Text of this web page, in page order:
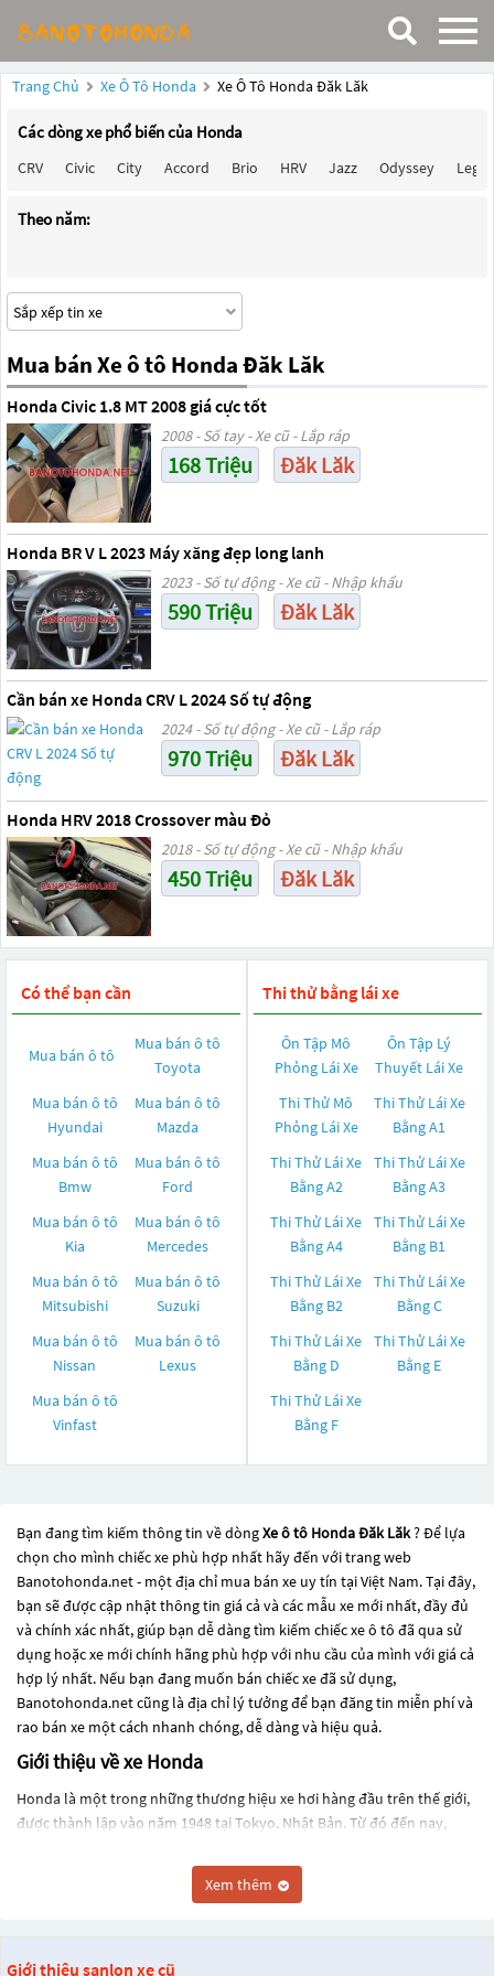
Trang Chủ Xe Ô Tô Honda Xe Ô Tô Honda Đăk Lăk
Các dòng xe phổ biến của Honda
CRV Civic City Accord Brio HRV Jazz Odyssey
Theo năm:
Mua bán Xe ô tô Honda Đăk Lăk
Honda Civic 1.8 MT 2008 giá cực tốt
2008 - Số tay - Xe cũ - Lắp ráp
168 Triệu Đăk Lăk
Honda BR V L 2023 Máy xăng đẹp long lanh
2023 - Số tự động - Xe cũ - Nhập khẩu
590 Triệu Đăk Lăk
Cần bán xe Honda CRV L 2024 Số tự động
2024 - Số tự động - Xe cũ - Lắp ráp
970 Triệu Đăk Lăk
Honda HRV 2018 Crossover màu Đỏ
2018 - Số tự động - Xe cũ - Nhập khẩu
450 Triệu Đăk Lăk
Có thể bạn cần
Mua bán ô tô
Mua bán ô tô
Toyota
Mua bán ô tô
Hyundai
Mua bán ô tô
Mazda
Mua bán ô tô
Bmw
Mua bán ô tô
Ford
Mua bán ô tô
Kia
Mua bán ô tô
Mercedes
Mua bán ô tô
Mitsubishi
Mua bán ô tô
Suzuki
Mua bán ô tô
Nissan
Mua bán ô tô
Lexus
Mua bán ô tô
Vinfast
Thi thử bằng lái xe
Ôn Tập Mô
Phỏng Lái Xe
Ôn Tập Lý
Thuyết Lái Xe
Thi Thử Mô
Phỏng Lái Xe
Thi Thử Lái Xe
Bằng A1
Thi Thử Lái Xe
Bằng A2
Thi Thử Lái Xe
Bằng A3
Thi Thử Lái Xe
Bằng A4
Thi Thử Lái Xe
Bằng B1
Thi Thử Lái Xe
Bằng B2
Thi Thử Lái Xe
Bằng C
Thi Thử Lái Xe
Bằng D
Thi Thử Lái Xe
Bằng E
Thi Thử Lái Xe
Bằng F
Bạn đang tìm kiếm thông tin về dòngXe ô tô Honda Đăk Lăk? Để lựa
chọn cho mình chiếc xe phù hợp nhất hãy đến với trang web
Banotohonda.net - một địa chỉ mua bán xe uy tín tại Việt Nam. Tại đây,
bạn sẽ được cập nhật thông tin giá cả và các mẫu xe mới nhất, đầy đủ
và chính xác nhất, giúp bạn dễ dàng tìm kiếm chiếc xe ô tô đã qua sử
dụng hoặc xe mới chính hãng phù hợp với nhu cầu của mình với giá cả
hợp lý nhất. Nếu bạn đang muốn bán chiếc xe đã sử dụng,
Banotohonda.net cũng là địa chỉ lý tưởng để bạn đăng tin miễn phí và
rao bán xe một cách nhanh chóng, dễ dàng và hiệu quả.
Giới thiệu về xe Honda
Honda là một trong những thương hiệu xe hơi hàng đầu trên thế giới,
được thành lập vào năm 1948 tại Tokyo, Nhật Bản. Từ đó đến nay,
nhất trên thế giới, với hoạt động kinh doanh trong nhiều lĩnh vực, bao
gồm sản xuất ô tô, xe máy, tàu thủy và các thiết bị công nghệ.
Xem thêm
Giới thiệu sanlon xe cũ